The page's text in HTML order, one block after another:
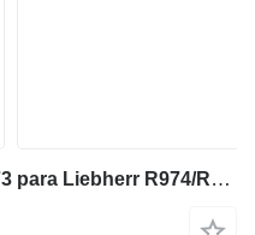
Cover Liebherr Cover 8000973 para Liebherr R974/R974 HD/R974 Li/R974B excavadora